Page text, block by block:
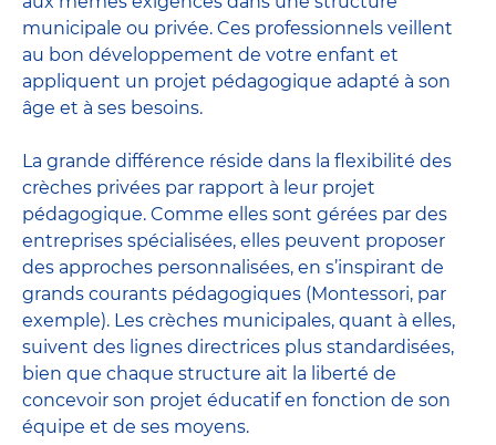
municipale ou privée. Ces professionnels veillent
au bon développement de votre enfant et
appliquent un projet pédagogique adapté à son
âge et à ses besoins.
La grande différence réside dans la flexibilité des
crèches privées par rapport à leur projet
pédagogique. Comme elles sont gérées par des
entreprises spécialisées, elles peuvent proposer
des approches personnalisées, en s’inspirant de
grands courants pédagogiques (Montessori, par
exemple). Les crèches municipales, quant à elles,
suivent des lignes directrices plus standardisées,
bien que chaque structure ait la liberté de
concevoir son projet éducatif en fonction de son
équipe et de ses moyens.